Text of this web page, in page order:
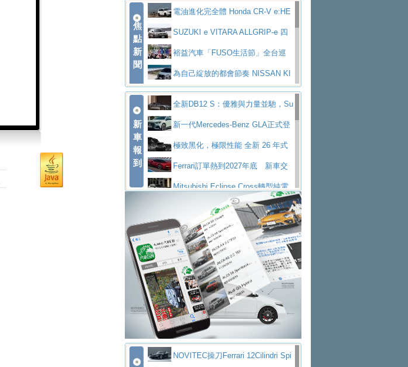
焦
點
新
聞
電油進化完全體 Honda CR-V e:HE
V PrestigeSUZUKI e VITARA ALLGRIP-e 四
驅精神的純電新詮釋
裕益汽車「FUSO生活節」全台巡
迴 結合生活體驗、交通安全與購車優惠
為自己綻放的都會節奏 NISSAN KI
CKS SAKURA為品味獨具層峰買家打造的頂級座
駕，MAZDA CX-90 33T AWD Premium Ca
ptain Seat
EV
技的座駕! Ford Territory中型油電休旅
SO Super Great今日在台登場，結合先進安
ntis四品牌經銷權，全新多品牌旗艦展示中
心開幕啟用
屏東特搜大隊再添新利器 SITRAK
救助器材車買氣不衰、SUZUKI經銷商勇於開啟
全新大店，新北都鈴木占地500坪土城旗艦
展示中心開幕
2025第七屆ISUZU運轉職人挑戰賽
熱血登場 展現極致車技與專業職人精神
H2GP世界總決賽圓滿落幕 台灣團
隊表現精彩淨零減碳指標性應用 純電動水泥預
拌車 消防車除了滅火裝備還需要什麼？
一探SITRAK “準” 消防車的究竟
大益金龍初試啼聲，汽柴油5噸貨車
不是對手正宗年鑑2025年全球自動車年鑑1月
下旬問世！2024第六屆ISUZU運轉職人挑戰賽
新
車
報
到
全新DB12 S：優雅與力量並馳，Su
per Tourer的顛峰之作
新一代Mercedes-Benz GLA正式登
場 續航最高657公里、支援320kW快充
極致黑化，極限性能 全新 26 年式
DEFENDER OCTA BLACK 限量登台
Ferrari訂單熱到2027年底 新車交
付至少得等一年以上
Mitsubishi Eclipse Cross轉型純電
休旅 87kWh電池續航超過600公里
全新BMW 318i Touring豪華旅行車
全台限量200台 進化現型
不等零關稅的紅利，Jeep品牌今日
起展開首批車交車
Volvo EX60 即將叩關，靜肅性、底
盤與數位介面搶先揭露
Audi Q9 將於 2026 年底上市 旗艦
大型 SUV 鎖定七人座豪華市場
BMW攜手漫威電影【蜘蛛人：重生
日】 Skoda 發表全新 Peaq 內裝：七人
座純電旗艦 SUV，行李廂最大可達 935 公
升
全新純電 Mercedes-Benz C 400 4
MATIC Electric 登場
奢華與科技大躍進，MAZDA全新3
NOVITEC操刀Ferrari 12Cilindri Spi